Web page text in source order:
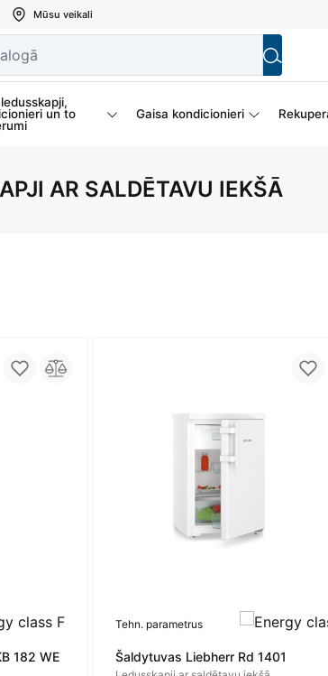
Mūsu veikali
un to
Gaisa kondicionieri
AR SALDĒTAVU IEKŠĀ
182 WE
Tehn. parametrus
Šaldytuvas Liebherr Rd 1401